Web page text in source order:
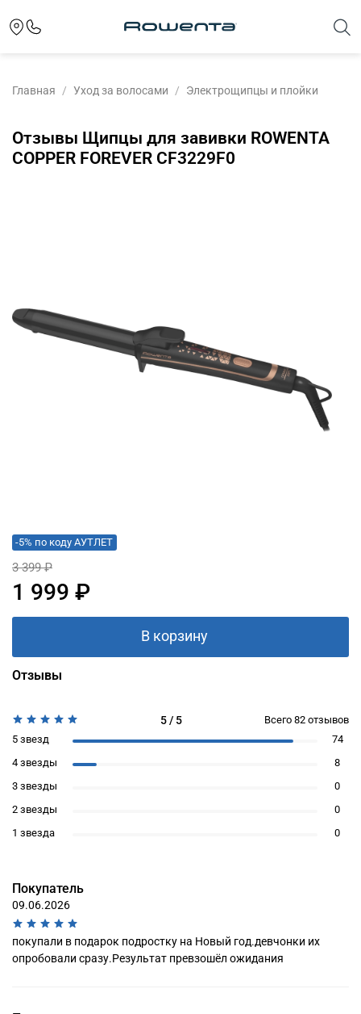
Главная Уход за волосами Электрощипцы и плойки
Отзывы Щипцы для завивки ROWENTA
COPPER FOREVER CF3229F0
-5% по коду АУТЛЕТ
3 399 ₽
1 999 ₽
В корзину
Отзывы
Покупатель
09.06.2026
покупали в подарок подростку на Новый год.девчонки их
опробовали сразу.Результат превзошёл ожидания
5 / 5 Всего 82 отзывов
5 звезд
74
4 звезды
8
3 звезды
0
2 звезды
0
1 звезда
0